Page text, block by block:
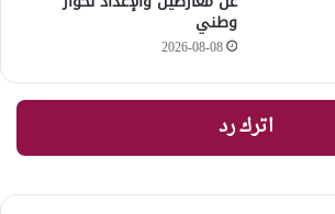
وطني
2026-08-08
اترك رد